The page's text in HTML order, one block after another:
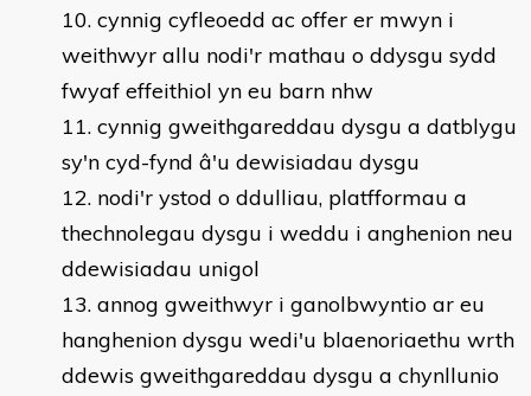
cynnig cyfleoedd ac offer er mwyn i
weithwyr allu nodi'r mathau o ddysgu sydd
fwyaf effeithiol yn eu barn nhw
cynnig gweithgareddau dysgu a datblygu
sy'n cyd-fynd â'u dewisiadau dysgu
nodi'r ystod o ddulliau, platfformau a
thechnolegau dysgu i weddu i anghenion neu
ddewisiadau unigol
annog gweithwyr i ganolbwyntio ar eu
hanghenion dysgu wedi'u blaenoriaethu wrth
ddewis gweithgareddau dysgu a chynllunio